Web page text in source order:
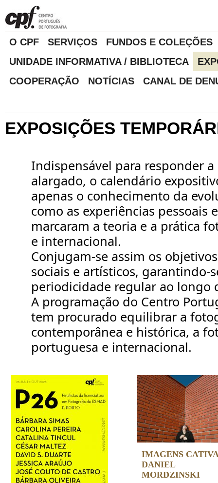
O CPF SERVIÇOS
FUNDOS E COLEÇÕES
UNIDADE INFORMATIVA / BIBLIOTECA
COOPERAÇÃO
NOTÍCIAS CANAL DE
EXPOSIÇÕES
Indispensável para responder
alargado, o calendário
apenas o conhecimento da
como as experiências pessoais
marcaram a teoria e a prática
e internacional.
Conjugam-se assim os
sociais e artísticos, garantindo-
periodicidade regular ao longo
A programação do Centro
tem procurado equilibrar a
contemporânea e histórica, a
portuguesa e internacional.
IMAGENS
DANIEL
MORDZINSKI